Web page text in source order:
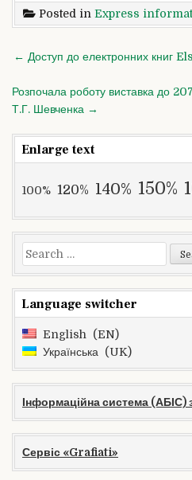
Posted in Express
Post
← Доступ до електронних книг
Розпочала роботу виставка до
Т.Г. Шевченка →
Enlarge text
100% 120% 140% 150%
Search
for:
Language switcher
English
EN
Українська
UK
Інформаційна система (АБІС)
Сервіс «Grafiati»